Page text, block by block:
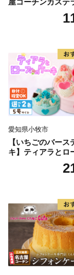
※寄附金受領
名古屋コーチン カ
ラメ 常温 愛知県
愛知県小牧市
【いちごのバース
キ】ティアラとロ
キ スイーツ デザ
子 お取り寄せ 愛
レーション ホール
時指定可